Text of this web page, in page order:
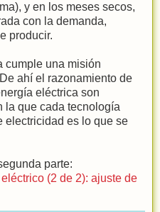
y en los meses secos,
con la demanda,
producir.
cumple una misión
ahí el razonamiento de
eléctrica son
la que cada tecnología
electricidad es lo que se
parte:
(2 de 2): ajuste de